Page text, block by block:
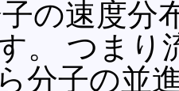
子の速度
。 つまり
分子の並